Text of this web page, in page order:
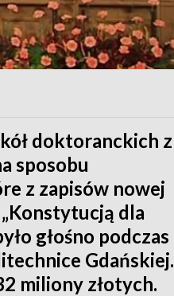
doktoranckich z
sposobu
z zapisów nowej
dla
głośno podczas
Gdańskiej.
miliony złotych.